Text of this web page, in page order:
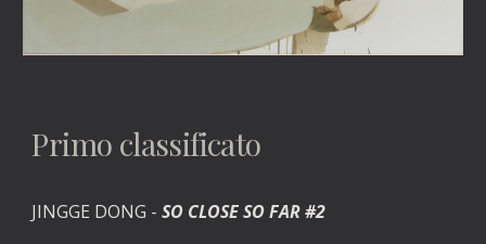
Primo classificato
JINGGE DONG - SO CLOSE SO FAR #2